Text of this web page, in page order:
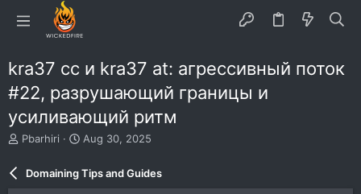
kra37 cc и kra37 at: агрессивный поток
#22, разрушающий границы и
усиливающий ритм
T
e
Pbarhiri
S
a
r
Aug 30, 2025
Domaining Tips and Guides